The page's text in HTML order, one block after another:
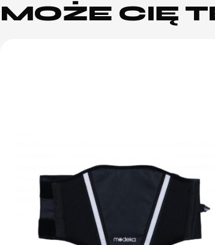
MOŻE CIĘ